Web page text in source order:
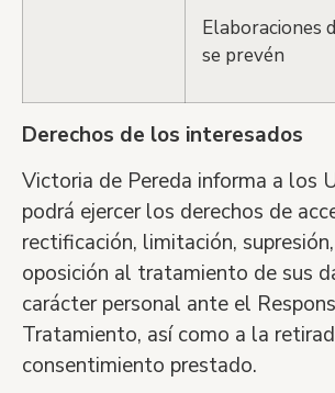
Elaboraciones
se prevén
Derechos de los interesados
Victoria de Pereda informa a los
podrá ejercer los derechos de
rectificación, limitación, supresi
oposición al tratamiento de sus
carácter personal ante el
Tratamiento, asícomo a la
consentimiento prestado.